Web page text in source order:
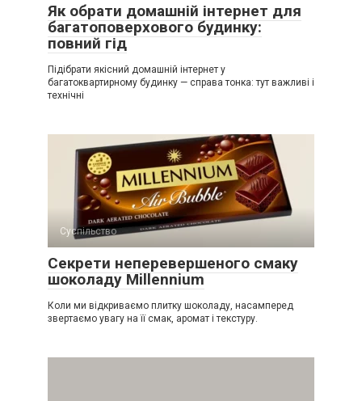
Як обрати домашній інтернет для
багатоповерхового будинку:
повний гід
Підібрати якісний домашній інтернет у
багатоквартирному будинку — справа тонка: тут важливі і
технічні
Суспільство
Секрети неперевершеного смаку
шоколаду Millennium
Коли ми відкриваємо плитку шоколаду, насамперед
звертаємо увагу на її смак, аромат і текстуру.